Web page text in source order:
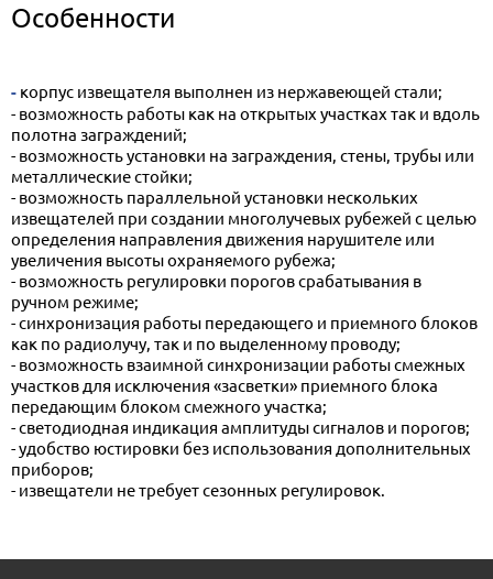
Особенности
- корпус извещателя выполнен из нержавеющей стали;
- возможность работы как на открытых участках так и вдоль
полотна заграждений;
- возможность установки на заграждения, стены, трубы или
металлические стойки;
- возможность параллельной установки нескольких
извещателей при создании многолучевых рубежей с целью
определения направления движения нарушителе или
увеличения высоты охраняемого рубежа;
- возможность регулировки порогов срабатывания в
ручном режиме;
- синхронизация работы передающего и приемного блоков
как по радиолучу, так и по выделенному проводу;
- возможность взаимной синхронизации работы смежных
участков для исключения «засветки» приемного блока
передающим блоком смежного участка;
- светодиодная индикация амплитуды сигналов и порогов;
- удобство юстировки без использования дополнительных
приборов;
- извещатели не требует сезонных регулировок.